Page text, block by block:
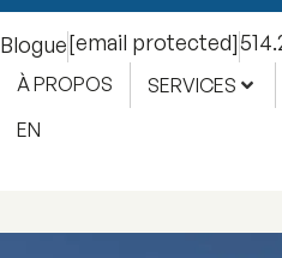
Blogue[email protected]
À PROPOS SERVICES
EN